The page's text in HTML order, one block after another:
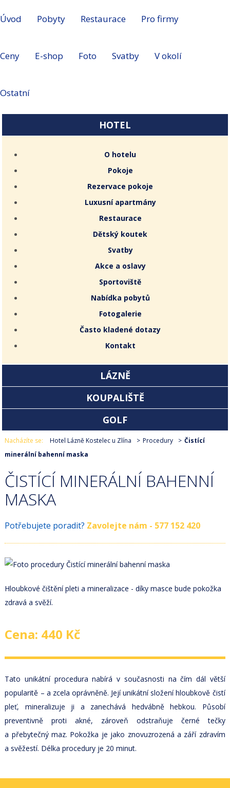
Úvod Pobyty Restaurace Pro firmy
Ceny E-shop Foto Svatby V okolí
Ostatní
HOTEL
O hotelu
Pokoje
Rezervace pokoje
Luxusní apartmány
Restaurace
Dětský koutek
Svatby
Akce a oslavy
Sportoviště
Nabídka pobytů
Fotogalerie
Často kladené dotazy
Kontakt
LÁZNĚ
KOUPALIŠTĚ
GOLF
Nacházíte se: Hotel Lázně Kostelec u Zlína Procedury
Čistící
minerální bahenní maska
ČISTÍCÍ MINERÁLNÍ BAHENNÍ
MASKA
Potřebujete poradit? Zavolejte nám - 577 152 420
Hloubkové čištění pleti a mineralizace - díky masce bude pokožka
zdravá a svěží.
Cena: 440 Kč
Tato unikátní procedura nabírá v současnosti na čím dál větší
popularitě – a zcela oprávněně. Její unikátní složení hloubkově čistí
pleť, mineralizuje ji a zanechává hedvábně hebkou. Působí
preventivně proti akné, zároveň odstraňuje černé tečky
a přebytečný maz. Pokožka je jako znovuzrozená a září zdravím
a svěžestí. Délka procedury je 20 minut.